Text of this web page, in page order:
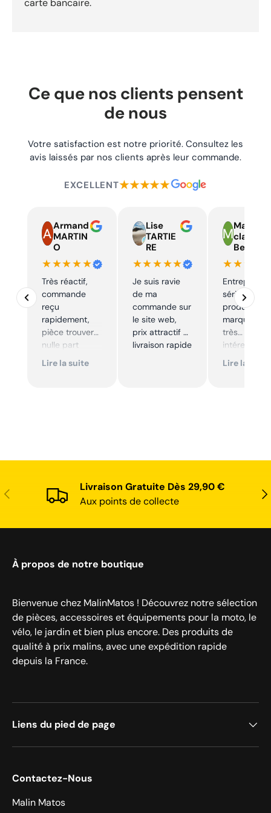
carte bancaire.
Ce que nos clients pensent
de nous
Votre satisfaction est notre priorité. Consultez les
avis laissés par nos clients après leur commande.
EXCELLENT★★★★★
Armand
MARTIN
O
★★★★★
Très réactif,
commande
reçu
rapidement,
pièce trouver
nulle part
ailleurs et
Lire la suite
Lise
TARTIE
RE
★★★★★
Je suis ravie
de ma
commande sur
le site web,
prix attractif et
livraison rapide
Marie
claire
Beelen
Entreprise
sérieuse,
produits de
marque à
très
Excellent
Lire la suite
Précédent
Livraison Gratuite Dès 29,90 €
Aux points de collecte
À propos de notre boutique
Bienvenue chez MalinMatos ! Découvrez notre sélection
de pièces, accessoires et équipements pour la moto, le
vélo, le jardin et bien plus encore. Des produits de
qualité à prix malins, avec une expédition rapide
depuis la France.
Liens du pied de page
Contactez-Nous
Malin Matos